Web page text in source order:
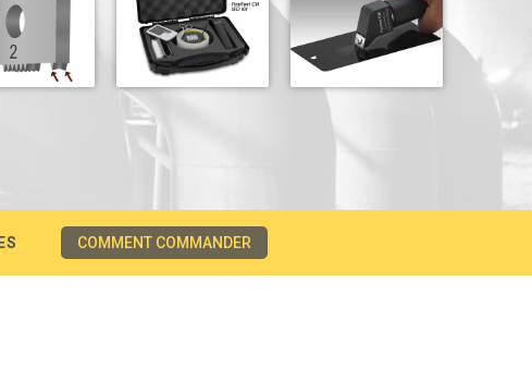
COMMENT COMMANDER